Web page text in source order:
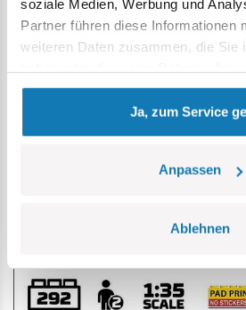
soziale Medien, Werbung und
Partner führen diese Informationen
weiteren Daten zusammen, die Sie
gesammelt haben.
Ja, zum Service
Anpassen
Ablehnen